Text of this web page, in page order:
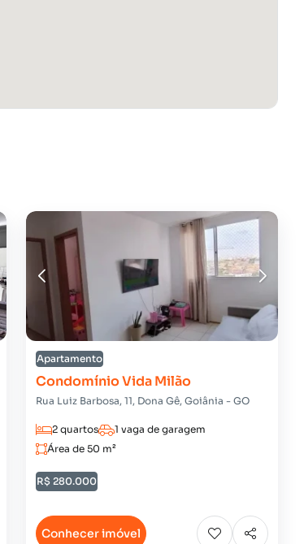
Apartamento
Condomínio Vida Milão
Rua Luiz Barbosa, 11, Dona Gê, Goiânia - GO
2 quartos
1 vaga de garagem
Área de 50 m²
R$ 280.000
Conhecer imóvel